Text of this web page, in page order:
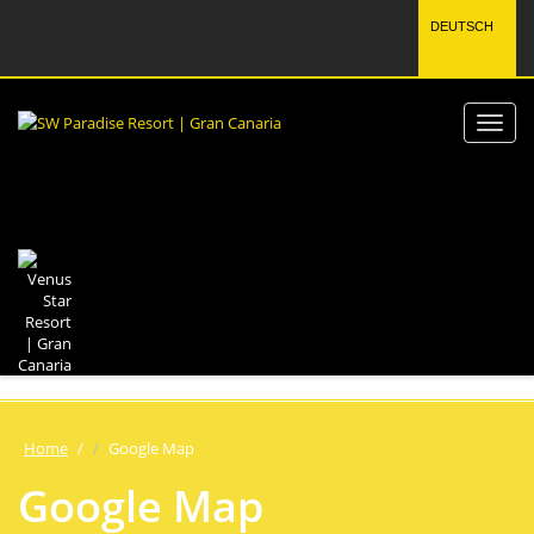
DEUTSCH
Home / Google Map
Google Map